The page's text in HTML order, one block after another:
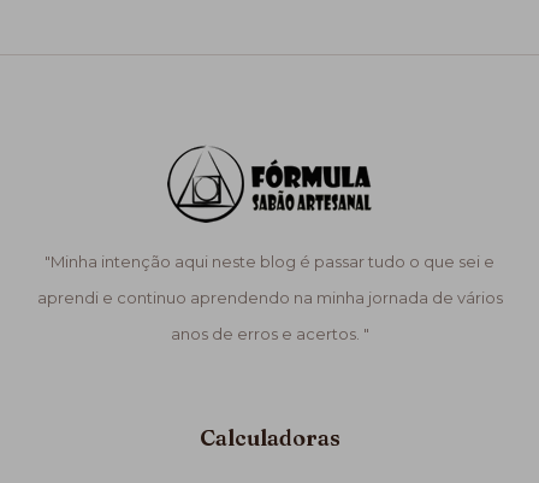
"Minha intenção aqui neste blog é passar tudo o que sei e
aprendi e continuo aprendendo na minha jornada de vários
anos de erros e acertos. "
Calculadoras